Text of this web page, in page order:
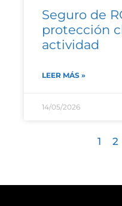
Seguro de
protección
actividad
LEER MÁS »
14/05/2026
1 2